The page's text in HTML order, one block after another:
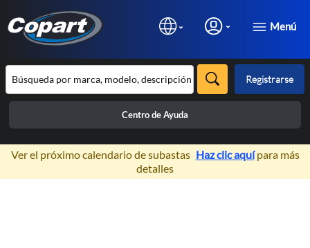
Menú
Registrarse
Centro de Ayuda
×
Ver el próximo calendario de subastas Haz clic aquípara más
detalles